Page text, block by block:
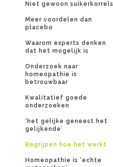
Niet gewoon suikerkorrels
Meer voordelen dan
placebo
Waarom experts denken
dat het mogelijk is
Onderzoek naar
homeopathie is
betrouwbaar
Kwalitatief goede
onderzoeken
‘het gelijke geneest het
gelijkende’
Begrijpen hoe het werkt
Homeopathie is ‘echte